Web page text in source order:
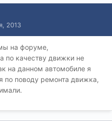
2013
на форуме,
по качеству движки не
на данном автомобиле я
по поводу ремонта движка,